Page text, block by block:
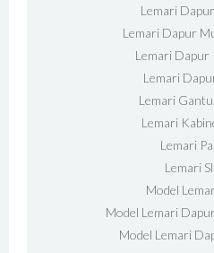
Lemari
Lemari Dapur
Lemari Dapur
Lemari
Lemari
Lemari
Lemari
Lemari
Model
Model Lemari
Model Lemari